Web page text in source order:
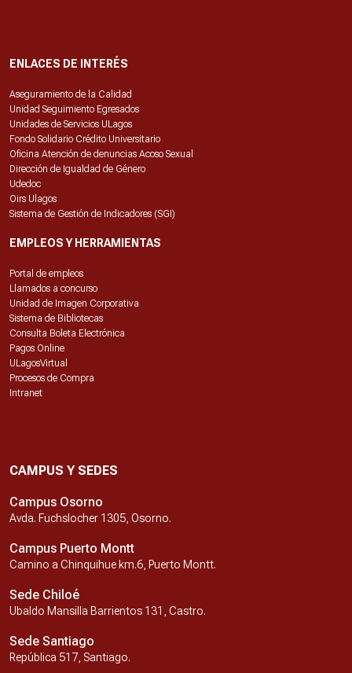
ENLACES DE INTERÉS
Aseguramiento de la Calidad
Unidad Seguimiento Egresados
Unidades de Servicios ULagos
Fondo Solidario Crédito Universitario
Oficina Atención de denuncias Acoso Sexual
Dirección de Igualdad de Género
Udedoc
Oirs Ulagos
Sistema de Gestión de Indicadores (SGI)
EMPLEOS Y HERRAMIENTAS
Portal de empleos
Llamados a concurso
Unidad de Imagen Corporativa
Sistema de Bibliotecas
Consulta Boleta Electrónica
Pagos Online
ULagosVirtual
Procesos de Compra
Intranet
CAMPUS Y SEDES
Campus Osorno
Avda. Fuchslocher 1305, Osorno.
Campus Puerto Montt
Camino a Chinquihue km.6, Puerto Montt.
Sede Chiloé
Ubaldo Mansilla Barrientos 131, Castro.
Sede Santiago
República 517, Santiago.